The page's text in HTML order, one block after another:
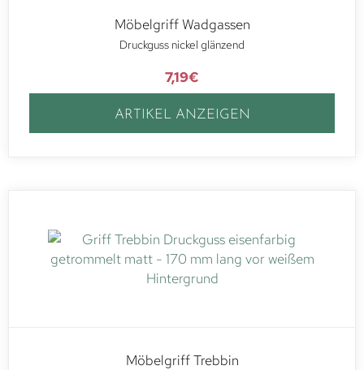
Möbelgriff Wadgassen
Druckguss nickel glänzend
7,19€
ARTIKEL ANZEIGEN
Möbelgriff Trebbin